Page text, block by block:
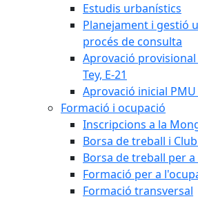
Estudis urbanístics
Planejament i gestió
procés de consulta
Aprovació provisional
Tey, E-21
Aprovació inicial
Formació i ocupació
Inscripcions a la
Borsa de treball i
Borsa de treball per
Formació per a
Formació transversal